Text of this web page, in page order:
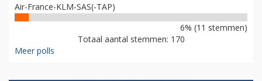
Air-France-KLM-SAS(-TAP)
6% (11 stemmen)
Totaal aantal stemmen: 170
Meer polls